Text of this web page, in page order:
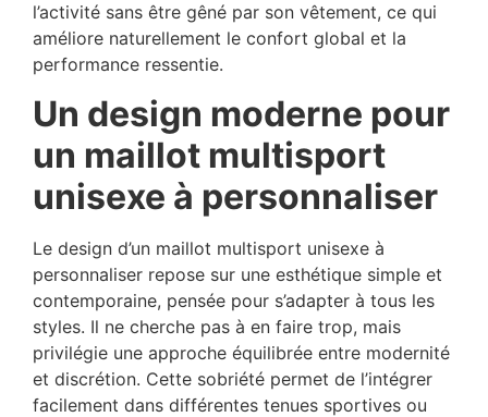
l’activité sans être gêné par son vêtement, ce qui
améliore naturellement le confort global et la
performance ressentie.
Un design moderne pour
un maillot multisport
unisexe à personnaliser
Le design d’un maillot multisport unisexe à
personnaliser repose sur une esthétique simple et
contemporaine, pensée pour s’adapter à tous les
styles. Il ne cherche pas à en faire trop, mais
privilégie une approche équilibrée entre modernité
et discrétion. Cette sobriété permet de l’intégrer
facilement dans différentes tenues sportives ou